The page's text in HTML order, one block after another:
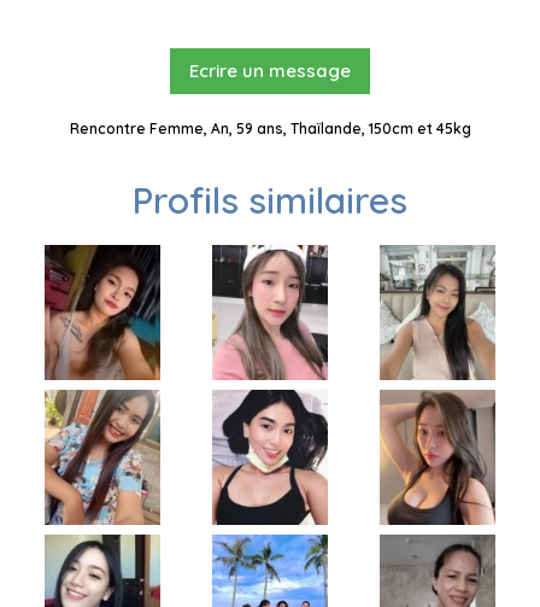
Ecrire un message
Rencontre Femme, An, 59 ans, Thaïlande, 150cm et 45kg
Profils similaires